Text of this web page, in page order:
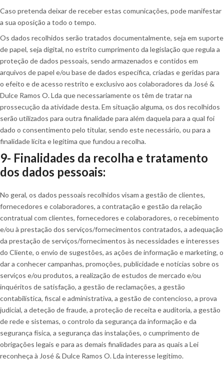
Caso pretenda deixar de receber estas comunicações, pode manifestar
a sua oposição a todo o tempo.
Os dados recolhidos serão tratados documentalmente, seja em suporte
de papel, seja digital, no estrito cumprimento da legislação que regula a
proteção de dados pessoais, sendo armazenados e contidos em
arquivos de papel e/ou base de dados específica, criadas e geridas para
o efeito e de acesso restrito e exclusivo aos colaboradores da José &
Dulce Ramos O. Lda que necessariamente os têm de tratar na
prossecução da atividade desta. Em situação alguma, os dos recolhidos
serão utilizados para outra finalidade para além daquela para a qual foi
dado o consentimento pelo titular, sendo este necessário, ou para a
finalidade lícita e legítima que fundou a recolha.
9- Finalidades da recolha e tratamento
dos dados pessoais:
No geral, os dados pessoais recolhidos visam a gestão de clientes,
fornecedores e colaboradores, a contratação e gestão da relação
contratual com clientes, fornecedores e colaboradores, o recebimento
e/ou à prestação dos serviços/fornecimentos contratados, a adequação
da prestação de serviços/fornecimentos às necessidades e interesses
do Cliente, o envio de sugestões, as ações de informação e marketing, o
dar a conhecer campanhas, promoções, publicidade e notícias sobre os
serviços e/ou produtos, a realização de estudos de mercado e/ou
inquéritos de satisfação, a gestão de reclamações, a gestão
contabilística, fiscal e administrativa, a gestão de contencioso, a prova
judicial, a deteção de fraude, a proteção de receita e auditoria, a gestão
de rede e sistemas, o controlo da segurança da informação e da
segurança física, a segurança das instalações, o cumprimento de
obrigações legais e para as demais finalidades para as quais a Lei
reconheça à José & Dulce Ramos O. Lda interesse legítimo.